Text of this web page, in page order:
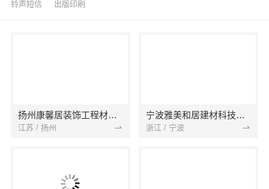
铃声短信 出版印刷
扬州康馨居装饰工程材料有限公司
江苏 / 扬州
宁波雅美和居建材科技有限公司
浙江 / 宁波